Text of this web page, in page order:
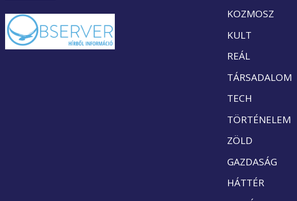
KOZMOSZ
KULT
REÁL
TÁRSADALOM
TECH
TÖRTÉNELEM
ZÖLD
GAZDASÁG
HÁTTÉR